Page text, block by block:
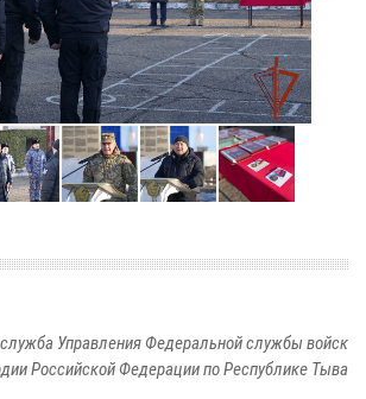
Управления Федеральной службы войск
Российской Федерации по Республике Тыва